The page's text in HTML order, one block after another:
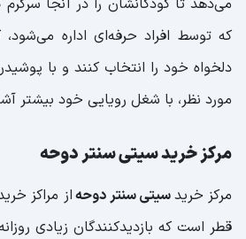
که توسط افراد حرفه‌ای اداره
دلخواه خود را انتخاب کنند و با
مورد نظر، با شغل رویایی خود بیشتر
مرکز خرید سیتی سنتر دوحه
مرکز خریدسیتی سنتر دوحهاز مراکز
قطر است که بازدیدکنندگان زیادی